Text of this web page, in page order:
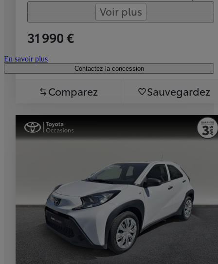
Voir plus
31 990 €
En savoir plus
Contactez la concession
Comparez Sauvegardez